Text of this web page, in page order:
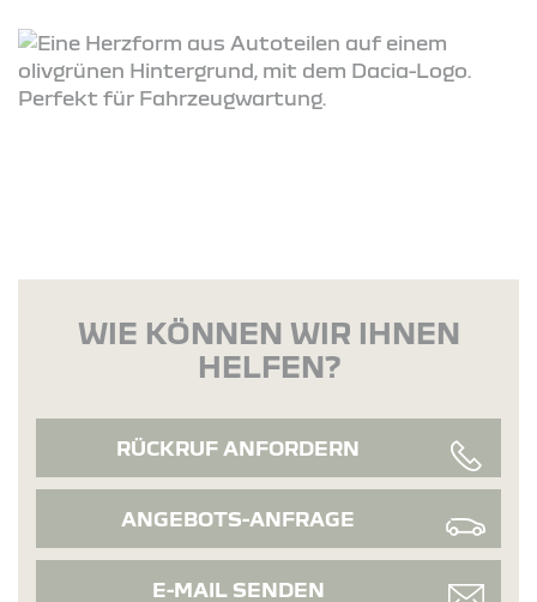
WIE KÖNNEN WIR IHNEN
HELFEN?
RÜCKRUF ANFORDERN
ANGEBOTS-ANFRAGE
E-MAIL SENDEN